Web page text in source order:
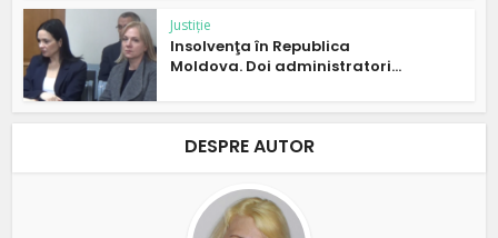
Justiție
Insolvenţa în Republica
Moldova. Doi administratori...
DESPRE AUTOR